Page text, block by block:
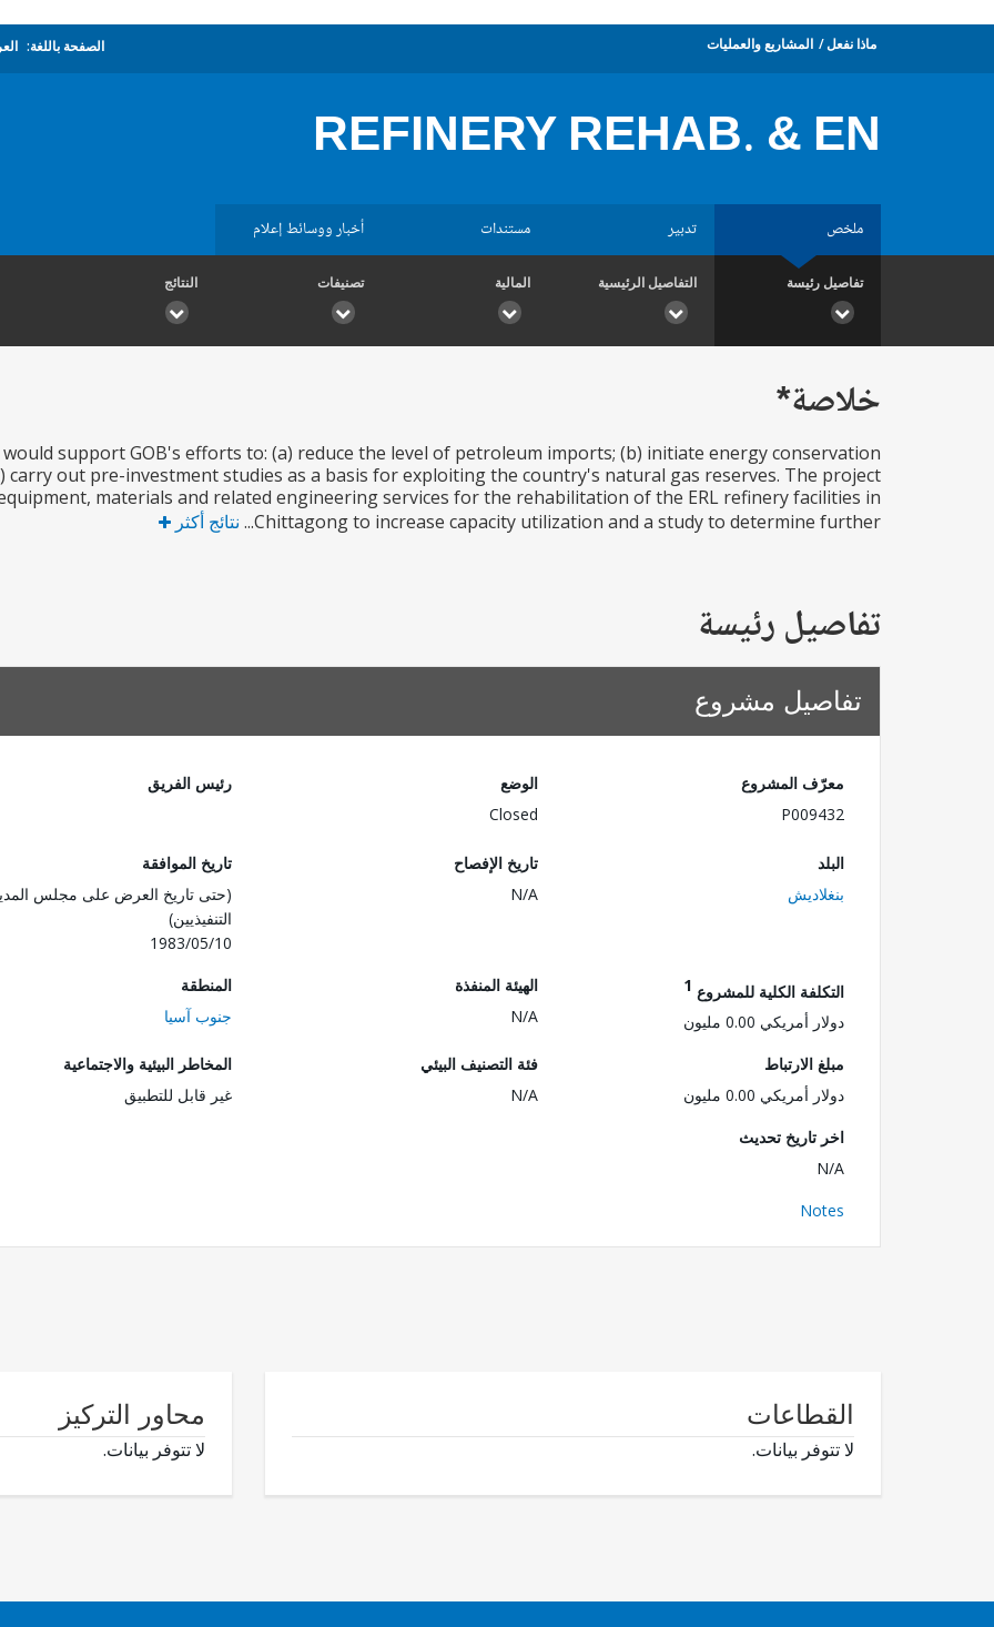
ماذا نفعل المشاريع والعمليات الصفحة باللغة:
REFINERY REHAB. & EN
ملخص تدبير مستندات أخبار ووسائط إعلام
تفاصيل رئيسة التفاصيل الرئيسية المالية تصنيفات النتائج
خلاصة*
support GOB's efforts to: (a) reduce the level of petroleum imports; (b) initiate energy conservation
carry out pre-investment studies as a basis for exploiting the country's natural gas reserves. The project
materials and related engineering services for the rehabilitation of the ERL refinery facilities in
Chittagong to increase capacity utilization and a study to determine further...
نتائج أكثر
تفاصيل رئيسة
تفاصيل مشروع
معرّف المشروع
P009432
الوضع
Closed
رئيس الفريق
البلد
بنغلاديش
تاريخ الإفصاح
N/A
تاريخ الموافقة
(حتى تاريخ العرض على مجلس
التنفيذيين)
1983/05/10
التكلفة الكلية للمشروع 1
دولار أمريكي 0.00 مليون
الهيئة المنفذة
N/A
المنطقة
جنوب آسيا
مبلغ الارتباط
دولار أمريكي 0.00 مليون
فئة التصنيف البيئي
N/A
المخاطر البيئية والاجتماعية
غير قابل للتطبيق
اخر تاريخ تحديث
N/A
Notes
القطاعات
لا تتوفر بيانات.
محاور التركيز
لا تتوفر بيانات.